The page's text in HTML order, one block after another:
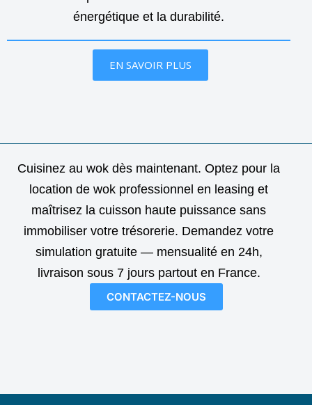
énergétique et la durabilité.
EN SAVOIR PLUS
Cuisinez au wok dès maintenant. Optez pour la
location de wok professionnel en leasing et
maîtrisez la cuisson haute puissance sans
immobiliser votre trésorerie. Demandez votre
simulation gratuite — mensualité en 24h,
livraison sous 7 jours partout en France.
CONTACTEZ-NOUS